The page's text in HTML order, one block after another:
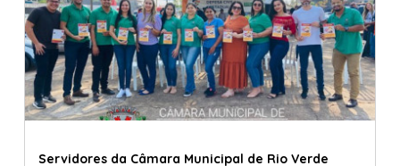
Servidores da Câmara Municipal de Rio Verde